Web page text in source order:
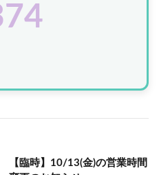
【臨時】10/13(金)の営業時間